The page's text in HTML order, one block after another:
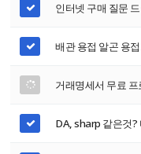
인터넷 구매 질문
배관 용접 알곤 용
거래명세서 무료
DA, sharp 같은것?